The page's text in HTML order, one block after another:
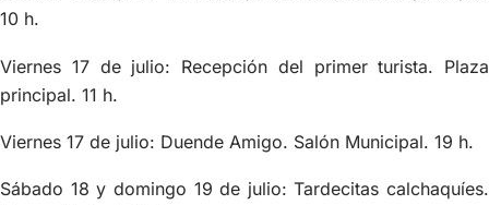
10 h.
Viernes 17 de julio: Recepción del primer turista. Plaza
principal. 11 h.
Viernes 17 de julio: Duende Amigo. Salón Municipal. 19 h.
Sábado 18 y domingo 19 de julio: Tardecitas calchaquíes.